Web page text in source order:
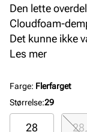
Den lette
Cloudfoam-
Det kunne ikke
være elastiske
produktet
materialer.
Les mer
Farge: Flerfarget
Størrelse:29
28